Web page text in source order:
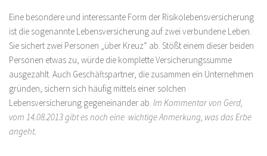
Eine besondere und interessante Form der Risikolebensversicherung
ist die sogenannte Lebensversicherung auf zwei verbundene Leben.
Sie sichert zwei Personen „über Kreuz“ ab. Stößt einem dieser beiden
Personen etwas zu, würde die komplette Versicherungssumme
ausgezahlt. Auch Geschäftspartner, die zusammen ein Unternehmen
gründen, sichern sich häufig mittels einer solchen
Lebensversicherung gegeneinander ab. Im Kommentar von Gerd,
vom 14.08.2013 gibt es noch eine wichtige Anmerkung, was das Erbe
angeht.